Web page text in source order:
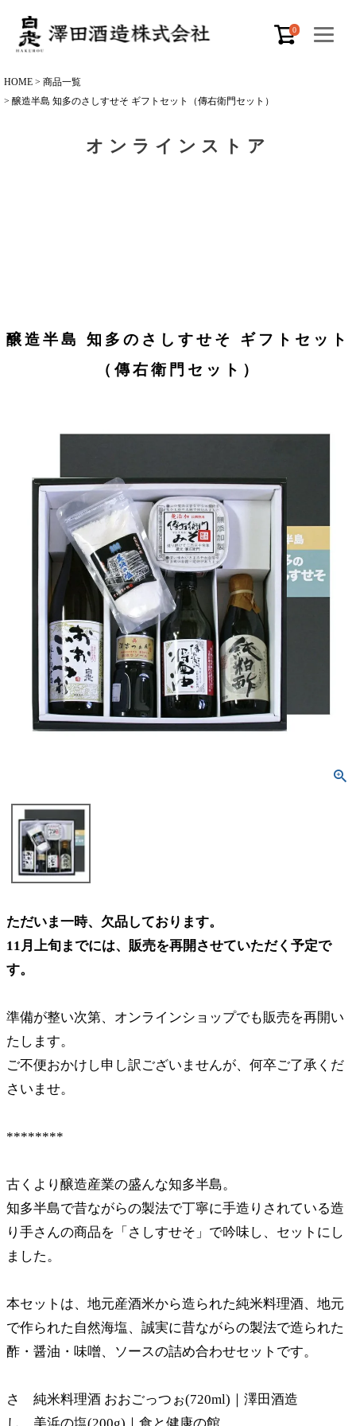
0
HOME
商品一覧
醸造半島 知多のさしすせそ ギフトセット（傳右衛門セット）
オンラインストア
醸造半島 知多のさしすせそ ギフトセット
（傳右衛門セット）
ただいま一時、欠品しております。
11月上旬までには、販売を再開させていただく予定で
す。
準備が整い次第、オンラインショップでも販売を再開い
たします。
ご不便おかけし申し訳ございませんが、何卒ご了承くだ
さいませ。
********
古くより醸造産業の盛んな知多半島。
知多半島で昔ながらの製法で丁寧に手造りされている造
り手さんの商品を「さしすせそ」で吟味し、セットにし
ました。
本セットは、地元産酒米から造られた純米料理酒、地元
で作られた自然海塩、誠実に昔ながらの製法で造られた
酢・醤油・味噌、ソースの詰め合わせセットです。
さ 純米料理酒 おおごっつぉ(720ml)｜澤田酒造